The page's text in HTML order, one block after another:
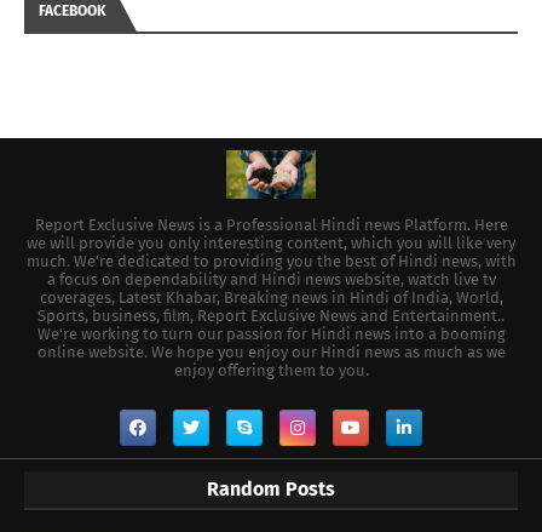
FACEBOOK
Report Exclusive News is a Professional Hindi news Platform. Here
we will provide you only interesting content, which you will like very
much. We're dedicated to providing you the best of Hindi news, with
a focus on dependability and Hindi news website, watch live tv
coverages, Latest Khabar, Breaking news in Hindi of India, World,
Sports, business, film, Report Exclusive News and Entertainment..
We're working to turn our passion for Hindi news into a booming
online website. We hope you enjoy our Hindi news as much as we
enjoy offering them to you.
Random Posts